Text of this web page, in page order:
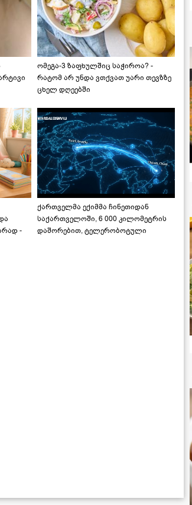
ომეგა-3 ზაფხულშიც საჭიროა? -
რატომ არ უნდა ვთქვათ უარი თევზზე
ცხელ დღეებში
-
ქართველმა ექიმმა ჩინეთიდან
საქართველოში, 6 000 კილომეტრის
დაშორებით, ტელერობოტული